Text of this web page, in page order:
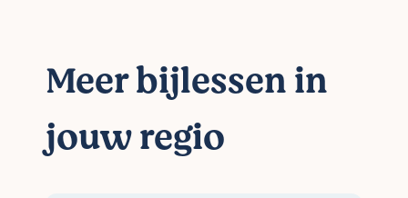
Meer bijlessen in
jouw regio